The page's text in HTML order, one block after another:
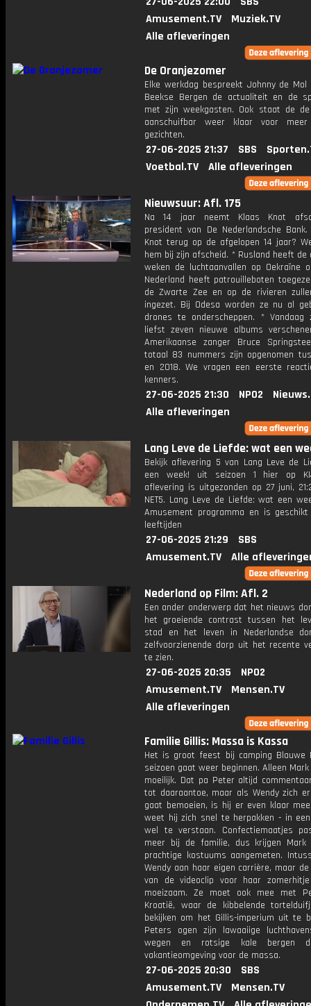
Amusement.TV
Muziek.TV
Alle afleveringen
De Oranjezomer
Elke werkdag bespreekt Johnny de
Beekse Bergen de actualiteit en de
met zijn weekgasten. Ook staat de de
aanschuifbar weer klaar voor meer
gezichten.
27-06-2025 21:37 SBS
Voetbal.TV
Alle afleveringen
Nieuwsuur: Afl. 175
Na 14 jaar neemt Klaas Knot
president van De Nederlandsche
Knot terug op de afgelopen 14 jaar?
hem bij zijn afscheid. * Rusland heeft de
weken de luchtaanvallen op Oekraïne
Nederland heeft patrouilleboten
de Zwarte Zee en op de rivieren
ingezet. Bij Odesa worden ze nu al
drones te onderscheppen. * Vandaag
liefst zeven nieuwe albums
Amerikaanse zanger Bruce
totaal 83 nummers zijn opgenomen
en 2018. We vragen een eerste
kenners.
27-06-2025 21:30 NPO2
Alle afleveringen
Lang Leve de Liefde: wat een
Bekijk aflevering 5 van Lang Leve de
een week! uit seizoen 1 hier op
aflevering is uitgezonden op 27 juni,
NET5. Lang Leve de Liefde: wat een
Amusement programma en is
leeftijden
27-06-2025 21:29
SBS
Amusement.TV
Alle
Nederland op Film: Afl. 2
Een ander onderwerp dat het nieuws
het groeiende contrast tussen het
stad en het leven in Nederlandse
zelfvoorzienende dorp uit het recente
te zien.
27-06-2025 20:35
NPO2
Amusement.TV
Mensen.TV
Alle afleveringen
Familie Gillis: Massa is Kassa
Het is groot feest bij camping Blauwe
seizoen gaat weer beginnen. Alleen
moeilijk. Dat pa Peter altijd
tot daaraantoe, maar als Wendy zich
gaat bemoeien, is hij er even klaar
weet hij zich snel te herpakken - in
wel te verstaan. Confectiemaatjes
meer bij de familie, dus krijgen Mark
prachtige kostuums aangemeten.
Wendy aan haar eigen carrière, maar
van de videoclip voor haar
moeizaam. Ze moet ook mee met
Kroatië, waar de kibbelende
bekijken om het Gillis-imperium uit te
Peters ogen zijn lawaaiige
wegen en rotsige kale bergen
vakantieomgeving voor de massa.
27-06-2025 20:30
SBS
Amusement.TV
Mensen.TV